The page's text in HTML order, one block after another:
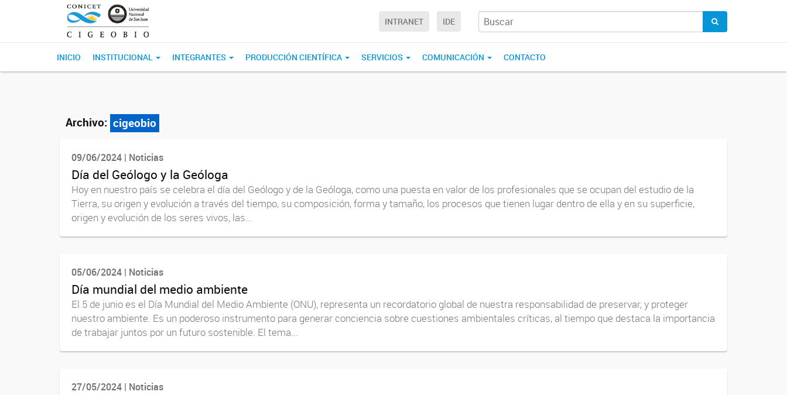
INTRANET IDE
INICIO INSTITUCIONAL INTEGRANTES PRODUCCIÓN CIENTÍFICA SERVICIOS COMUNICACIÓN CONTACTO
Archivo: cigeobio
09/06/2024 | Noticias
Día del Geólogo y la Geóloga
Hoy en nuestro país se celebra el día del Geólogo y de la Geóloga, como una puesta en valor de los profesionales que se ocupan del estudio de la
Tierra, su origen y evolución a través del tiempo, su composición, forma y tamaño, los procesos que tienen lugar dentro de ella y en su superficie,
origen y evolución de los seres vivos, las...
05/06/2024 | Noticias
Día mundial del medio ambiente
El 5 de junio es el Día Mundial del Medio Ambiente (ONU), representa un recordatorio global de nuestra responsabilidad de preservar, y proteger
nuestro ambiente. Es un poderoso instrumento para generar conciencia sobre cuestiones ambientales críticas, al tiempo que destaca la importancia
de trabajar juntos por un futuro sostenible. El tema...
27/05/2024 | Noticias